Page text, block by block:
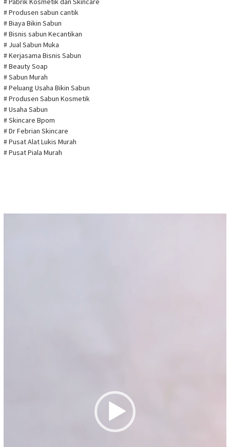
# Produsen sabun cantik
# Biaya Bikin Sabun
# Bisnis sabun Kecantikan
# Jual Sabun Muka
# Kerjasama Bisnis Sabun
# Beauty Soap
# Sabun Murah
# Peluang Usaha Bikin Sabun
# Produsen Sabun Kosmetik
# Usaha Sabun
# Skincare Bpom
# Dr Febrian Skincare
# Pusat Alat Lukis Murah
# Pusat Piala Murah